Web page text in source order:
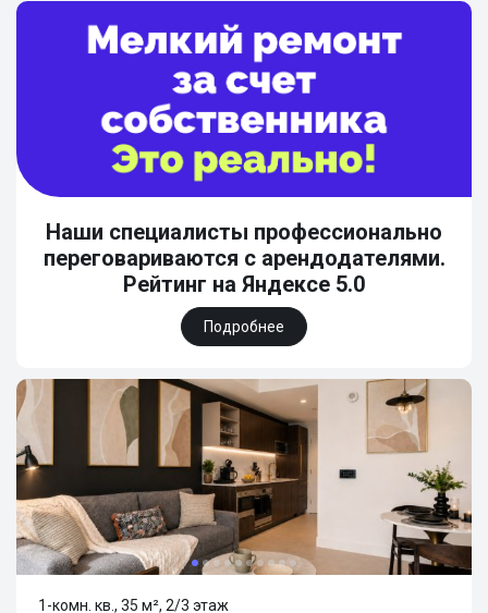
Наши специалисты профессионально
переговариваются с арендодателями.
Рейтинг на Яндексе 5.0
Подробнее
1-комн. кв., 35 м², 2/3 этаж